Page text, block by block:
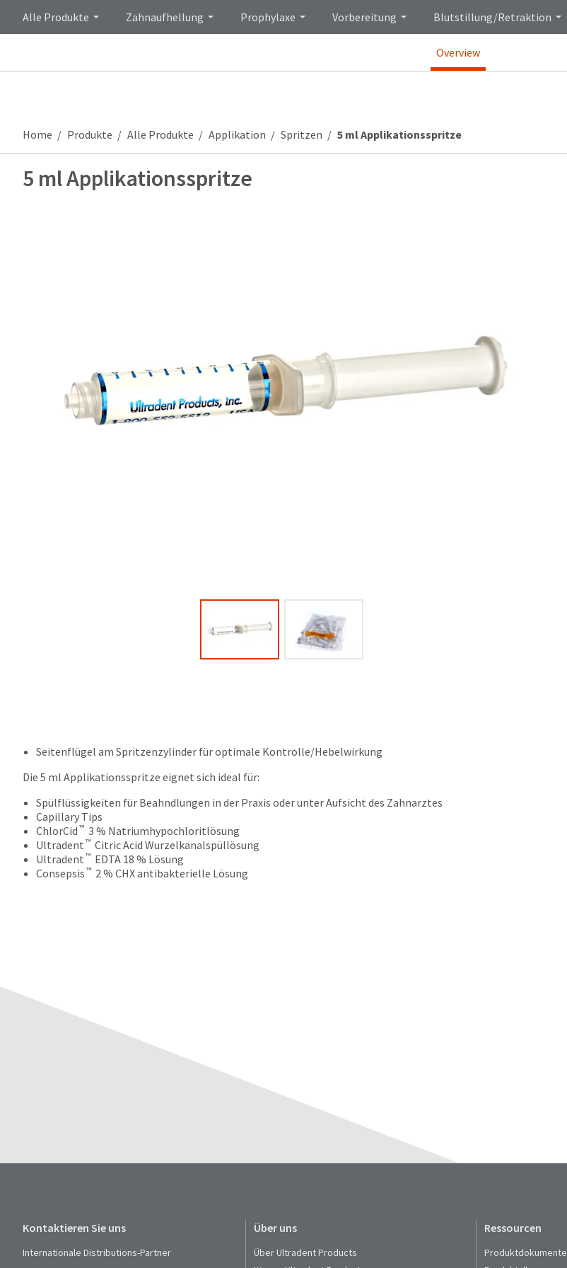
Alle Produkte Zahnaufhellung Prophylaxe Vorbereitung Blutstillung/Retraktion
Overview
Home Produkte Alle Produkte Applikation Spritzen 5 ml Applikationsspritze
5 ml Applikationsspritze
Seitenflügel am Spritzenzylinder für optimale Kontrolle/Hebelwirkung
Die 5 ml Applikationsspritze eignet sich ideal für:
Spülflüssigkeiten für Beahndlungen in der Praxis oder unter Aufsicht des Zahnarztes
Capillary Tips
ChlorCid ™ 3 % Natriumhypochloritlösung
Ultradent ™ Citric Acid Wurzelkanalspüllösung
Ultradent ™ EDTA 18 % Lösung
Consepsis ™ 2 % CHX antibakterielle Lösung
Kontaktieren Sie uns
Internationale Distributions-Partner
Über uns
Über Ultradent Products
Ressourcen
Produktdokumente